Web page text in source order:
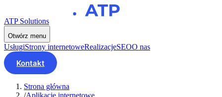
ATP Solutions
Otwórz menu
UsługiStrony internetoweRealizacjeSEOO nas
Kontakt
Strona główna
/Aplikacje internetowe